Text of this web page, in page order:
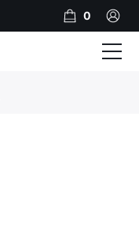
0